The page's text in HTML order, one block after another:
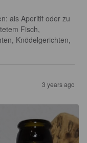
als Aperitif oder zu
Fisch,
Knödelgerichten,
3 years ago